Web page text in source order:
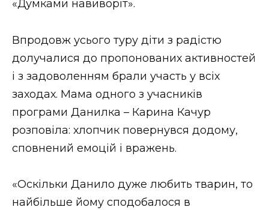
«Думками навиворіт».
Впродовж усього туру діти з радістю
долучалися до пропонованих активностей
і з задоволенням брали участь у всіх
заходах. Мама одного з учасників
програми Данилка – Карина Качур
розповіла: хлопчик повернувся додому,
сповнений емоцій і вражень.
«Оскільки Данило дуже любить тварин, то
найбільше йому сподобалося в